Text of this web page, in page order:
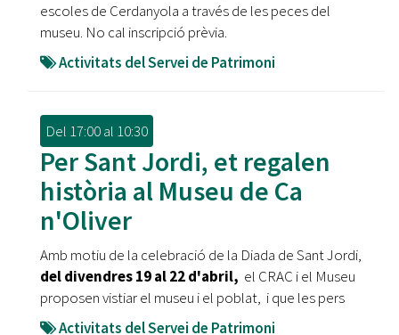
escoles de Cerdanyola a través de les peces del
museu. No cal inscripció prèvia.
Activitats del Servei de Patrimoni
Del 17:00al 10:30
Per Sant Jordi, et regalen
història al Museu de Ca
n'Oliver
Amb motiu de la celebració de la Diada de Sant Jordi,
del divendres 19 al 22 d'abril, el CRAC i el Museu
proposen vistiar el museu i el poblat, i que les pers
Activitats del Servei de Patrimoni